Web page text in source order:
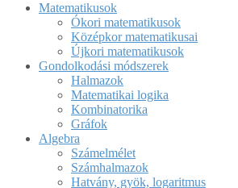
Matematikusok
Ókori matematikusok
Középkor matematikusai
Újkori matematikusok
Gondolkodási módszerek
Halmazok
Matematikai logika
Kombinatorika
Gráfok
Algebra
Számelmélet
Számhalmazok
Hatvány, gyök, logaritmus